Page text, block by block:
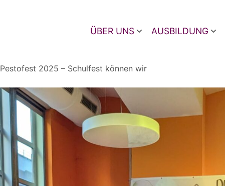
ÜBER UNS AUSBILDUNG
Pestofest 2025 – Schulfest können wir